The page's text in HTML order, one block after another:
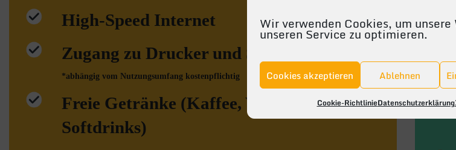
Wir verwenden Cookies, um
unseren Service zu optimieren.
Cookies akzeptieren Ablehnen
Cookie-RichtlinieDatenschutzerklärung
High-Speed Internet
Zugang zu Drucker und Scanner
*abhängig vom Nutzungsumfang kostenpflichtig
Freie Getränke (Kaffee, Wasser,
Softdrinks)